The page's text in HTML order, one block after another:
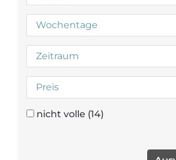
Wochentage
Zeitraum
Preis
nicht volle (14)